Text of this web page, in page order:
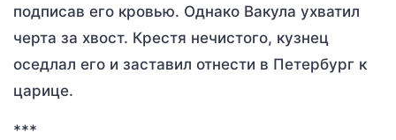
подписав его кровью. Однако Вакула ухватил
черта за хвост. Крестя нечистого, кузнец
оседлал его и заставил отнести в Петербург к
царице.
***